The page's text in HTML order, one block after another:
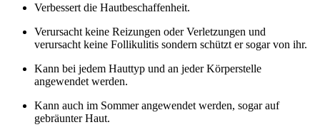
Verbessert die Hautbeschaffenheit.
Verursacht keine Reizungen oder Verletzungen und
verursacht keine Follikulitis sondern schützt er sogar von ihr.
Kann bei jedem Hauttyp und an jeder Körperstelle
angewendet werden.
Kann auch im Sommer angewendet werden, sogar auf
gebräunter Haut.